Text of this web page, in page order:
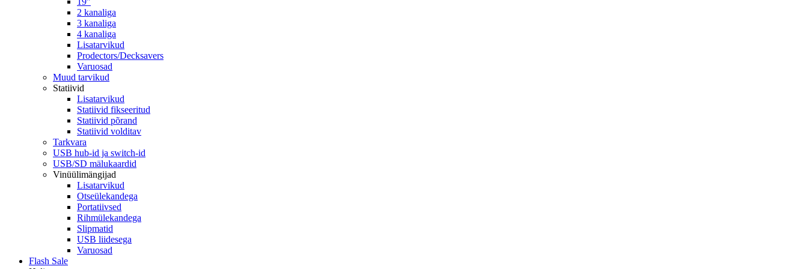
2 kanaliga
3 kanaliga
4 kanaliga
Lisatarvikud
Prodectors/Decksavers
Varuosad
Muud tarvikud
Statiivid
Lisatarvikud
Statiivid fikseeritud
Statiivid põrand
Statiivid volditav
Tarkvara
USB hub-id ja switch-id
USB/SD mälukaardid
Vinüülimängijad
Lisatarvikud
Otseülekandega
Portatiivsed
Rihmülekandega
Slipmatid
USB liidesega
Varuosad
Flash Sale